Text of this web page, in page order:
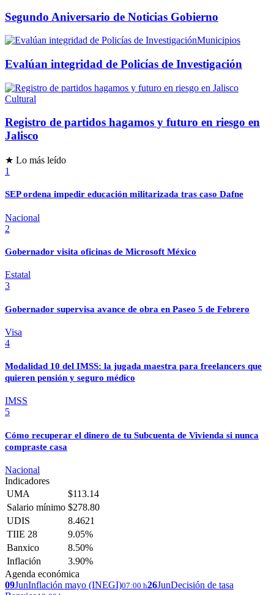
Segundo Aniversario de Noticias Gobierno
Municipios
Evalúan integridad de Policías de Investigación
Cultural
Registro de partidos hagamos y futuro en riesgo en
Jalisco
★ Lo más leído
1
SEP ordena impedir educación militarizada tras caso Dafne
Nacional
2
Gobernador visita oficinas de Microsoft México
Estatal
3
Gobernador supervisa avance de obra en Paseo 5 de Febrero
Visa
4
Modalidad 10 del IMSS: la jugada maestra para freelancers que
quieren pensión y seguro médico
IMSS
5
Cómo recuperar el dinero de tu Subcuenta de Vivienda si nunca
compraste casa
Nacional
Indicadores
UMA
$113.14
Salario mínimo $278.80
UDIS
8.4621
TIIE 28
9.05%
Banxico
8.50%
Inflación
3.90%
Agenda económica
09JunInflación mayo (INEGI)07:00 h26JunDecisión de tasa